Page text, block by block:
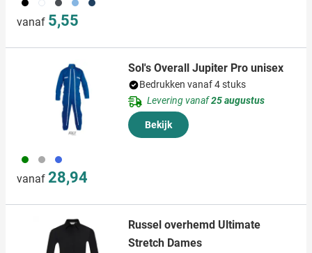
vanaf 5,55
935 491 948
vanaf 28,94
Sol's Overall Jupiter Pro unisex
Bedrukken vanaf 4 stuks
Levering vanaf25 augustus
Bekijk
Russel overhemd Ultimate
Stretch Dames